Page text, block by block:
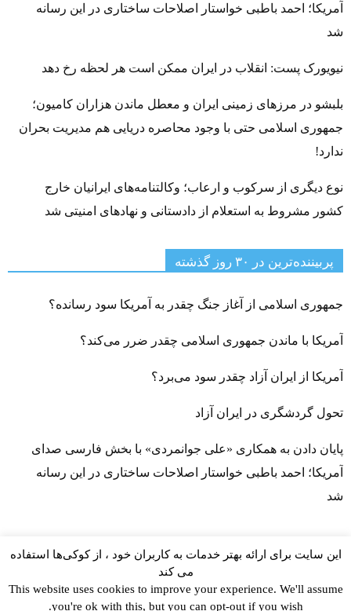
آمریکا؛ احمد باطبی خواستار اصلاحات ساختاری در این رسانه
شد
نیویورک پست: انقلاب در ایران ممکن است هر لحظه رخ دهد
بلبشو در مرزهای زمینی ایران و معطل ماندن هزاران کامیون؛
جمهوری اسلامی حتی با وجود محاصره دریایی هم مدیریت بحران
ندارد!
نوع دیگری از سرکوب و ارعاب؛ وکالتنامه‌های ایرانیان خارج
کشور مشروط به استعلام از دادستانی و نهادهای امنیتی شد
پربیننده‌ترین‌ در ۳۰ روز گذشته
جمهوری اسلامی از آغاز جنگ چقدر به آمریکا سود رسانده؟
آمریکا با ماندن جمهوری اسلامی چقدر ضرر می‌کند؟
آمریکا از ایران آزاد چقدر سود می‌برد؟
تحول گردشگری در ایران آزاد
پایان دادن به همکاری «علی جوانمردی» با بخش فارسی صدای
آمریکا؛ احمد باطبی خواستار اصلاحات ساختاری در این رسانه
شد
این سایت برای ارائه بهتر خدمات به کاربران خود ، از کوکی‌ها استفاده
می کند
This website uses cookies to improve your experience. We'll assume
you're ok with this, but you can opt-out if you wish.